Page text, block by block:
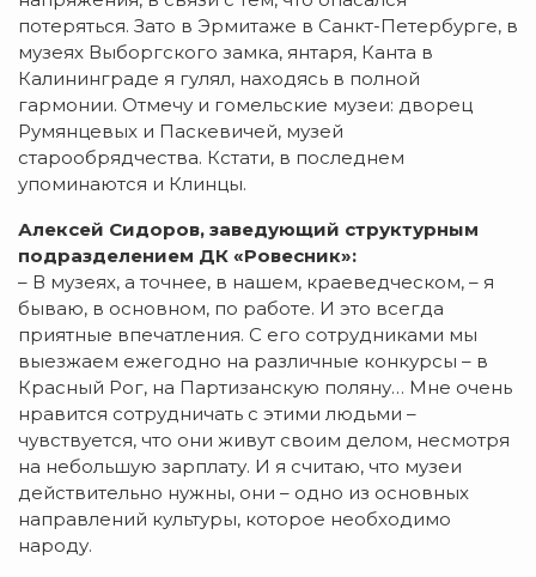
потеряться. Зато в Эрмитаже в Санкт-Петербурге, в
музеях Выборгского замка, янтаря, Канта в
Калининграде я гулял, находясь в полной
гармонии. Отмечу и гомельские музеи: дворец
Румянцевых и Паскевичей, музей
старообрядчества. Кстати, в последнем
упоминаются и Клинцы.
Алексей Сидоров, заведующий структурным
подразделением ДК «Ровесник»:
– В музеях, а точнее, в нашем, краеведческом, – я
бываю, в основном, по работе. И это всегда
приятные впечатления. С его сотрудниками мы
выезжаем ежегодно на различные конкурсы – в
Красный Рог, на Партизанскую поляну… Мне очень
нравится сотрудничать с этими людьми –
чувствуется, что они живут своим делом, несмотря
на небольшую зарплату. И я считаю, что музеи
действительно нужны, они – одно из основных
направлений культуры, которое необходимо
народу.